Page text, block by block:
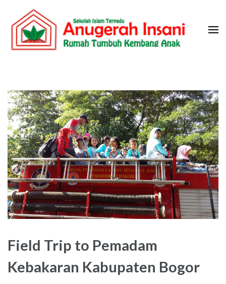
content
(Press
Field Trip to Pemadam
Kebakaran Kabupaten Bogor